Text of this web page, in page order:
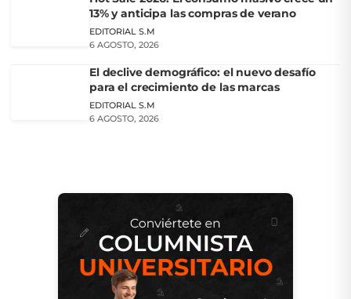
13% y anticipa las compras de verano
EDITORIAL S.M
6 AGOSTO, 2026
El declive demográfico: el nuevo desafío
para el crecimiento de las marcas
EDITORIAL S.M
6 AGOSTO, 2026